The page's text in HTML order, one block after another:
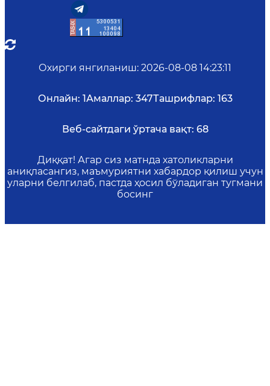
Охирги янгиланиш: 2026-08-08 14:23:11
Онлайн: 1Амаллар: 347Ташрифлар: 163
Веб-сайтдаги ўртача вақт: 68
Диққат! Агар сиз матнда хатоликларни
аниқласангиз, маъмуриятни хабардор қилиш учун
уларни белгилаб, пастда ҳосил бўладиган тугмани
босинг